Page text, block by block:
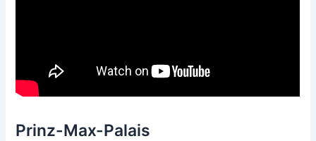
Prinz-Max-Palais